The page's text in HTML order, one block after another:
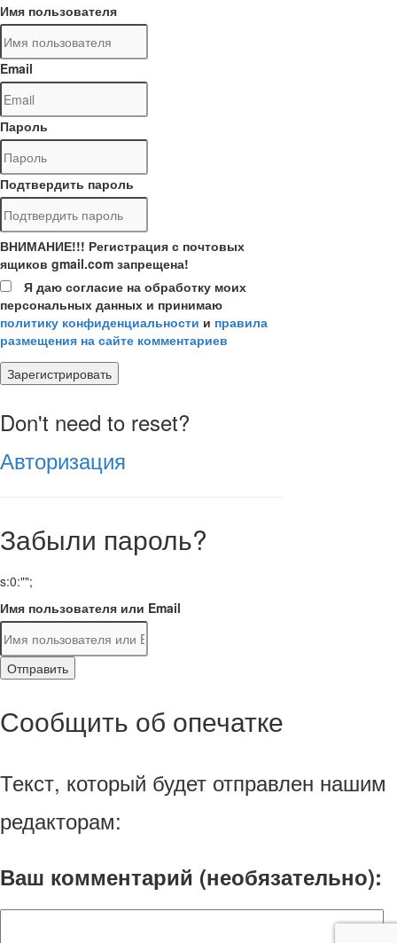
Имя пользователя
Email
Пароль
Подтвердить пароль
ВНИМАНИЕ!!! Регистрация с почтовых
ящиков gmail.com запрещена!
Я даю согласие на обработку моих
персональных данных и принимаю
политику конфиденциальности и правила
размещения на сайте комментариев
Зарегистрировать
Don't need to reset?
Авторизация
Забыли пароль?
s:0:"";
Имя пользователя или Email
Отправить
Сообщить об опечатке
Текст, который будет отправлен нашим
редакторам:
Ваш комментарий (необязательно):